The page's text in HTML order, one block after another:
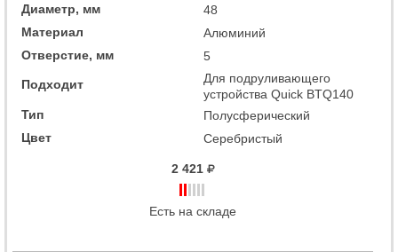
Диаметр, мм
48
Материал
Алюминий
Отверстие, мм
5
Подходит
Для подруливающего
устройства Quick BTQ140
Тип
Полусферический
Цвет
Серебристый
2 421
Есть на складе